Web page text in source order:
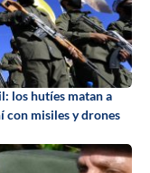
los hutíes matan a
con misiles y drones